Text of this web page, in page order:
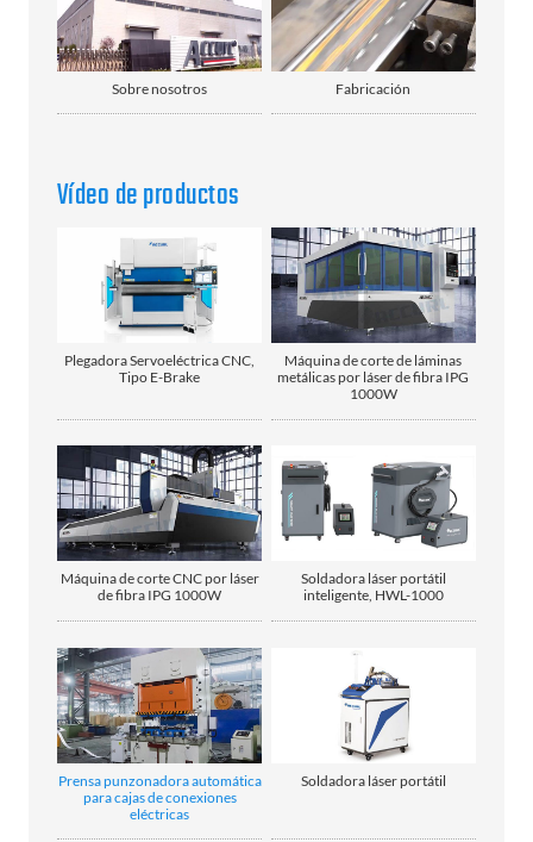
Sobre nosotros Fabricación
Vídeo de productos
Plegadora Servoeléctrica CNC,
Tipo E-Brake
Máquina de corte de láminas
metálicas por láser de fibra IPG
1000W
Máquina de corte CNC por láser
de fibra IPG 1000W
Soldadora láser portátil
inteligente, HWL-1000
Prensa punzonadora automática
para cajas de conexiones
eléctricas
Soldadora láser portátil